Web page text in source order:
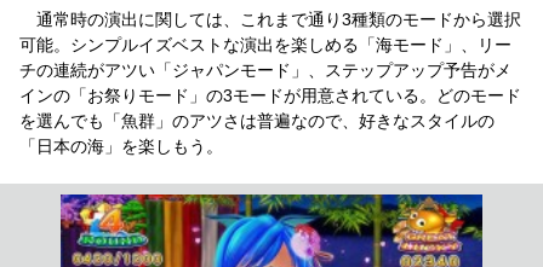
通常時の演出に関しては、これまで通り3種類のモードから選択
可能。シンプルイズベストな演出を楽しめる「海モード」、リー
チの連続がアツい「ジャパンモード」、ステップアップ予告がメ
インの「お祭りモード」の3モードが用意されている。どのモード
を選んでも「魚群」のアツさは普遍なので、好きなスタイルの
「日本の海」を楽しもう。